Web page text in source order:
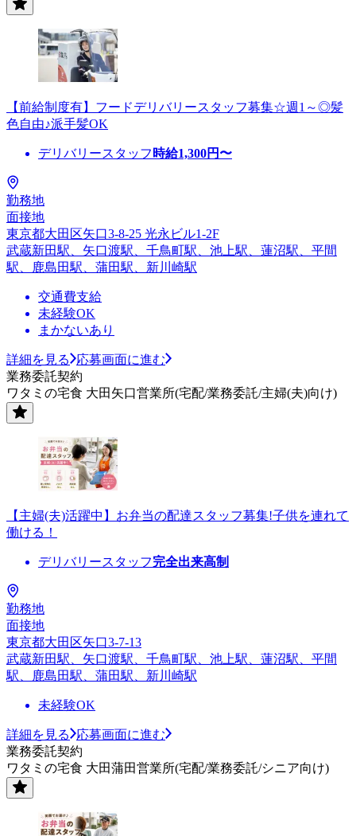
【前給制度有】フードデリバリースタッフ募集☆週1～◎髪
色自由♪派手髪OK
デリバリースタッフ 時給1,300円〜
勤務地
面接地
東京都大田区矢口3-8-25 光永ビル1-2F
武蔵新田駅、矢口渡駅、千鳥町駅、池上駅、蓮沼駅、平間
駅、鹿島田駅、蒲田駅、新川崎駅
交通費支給
未経験OK
まかないあり
詳細を見る
応募画面に進む
業務委託契約
ワタミの宅食 大田矢口営業所(宅配/業務委託/主婦(夫)向け)
【主婦(夫)活躍中】お弁当の配達スタッフ募集!子供を連れて
働ける！
デリバリースタッフ完全出来高制
勤務地
面接地
東京都大田区矢口3-7-13
武蔵新田駅、矢口渡駅、千鳥町駅、池上駅、蓮沼駅、平間
駅、鹿島田駅、蒲田駅、新川崎駅
未経験OK
詳細を見る
応募画面に進む
業務委託契約
ワタミの宅食 大田蒲田営業所(宅配/業務委託/シニア向け)